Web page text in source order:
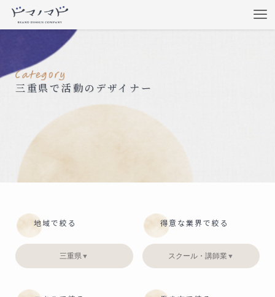
三重県で活動のデザイナー
地域で絞る
三重県 ▼
得意な業界で絞る
スクール・講師業▼